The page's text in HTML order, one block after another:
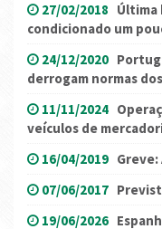
27/02/2018 Última
condicionado um
24/12/2020
derrogam normas
11/11/2024
veículos de
16/04/2019 Greve:
07/06/2017
19/06/2026